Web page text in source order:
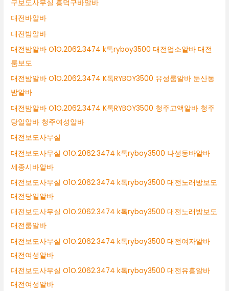
구보도사무실 흥덕구바알바
대전바알바
대전밤알바
대전밤알바 O1O.2062.3474 k톡ryboy3500 대전업소알바 대전
룸보도
대전밤알바 O1O.2062.3474 K톡RYBOY3500 유성룸알바 둔산동
밤알바
대전밤알바 O1O.2062.3474 K톡RYBOY3500 청주고액알바 청주
당일알바 청주여성알바
대전보도사무실
대전보도사무실 O1O.2062.3474 k톡ryboy3500 나성동바알바
세종시바알바
대전보도사무실 O1O.2062.3474 k톡ryboy3500 대전노래방보도
대전당일알바
대전보도사무실 O1O.2062.3474 k톡ryboy3500 대전노래방보도
대전룸알바
대전보도사무실 O1O.2062.3474 k톡ryboy3500 대전여자알바
대전여성알바
대전보도사무실 O1O.2062.3474 k톡ryboy3500 대전유흥알바
대전여성알바